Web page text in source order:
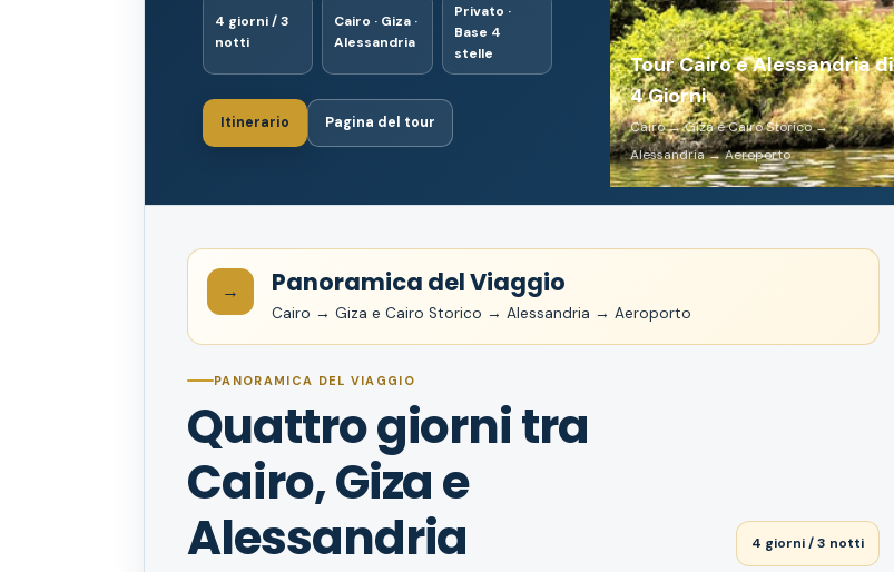
4 giorni / 3
notti
Cairo · Giza ·
Alessandria
Privato ·
Base 4
stelle
Itinerario Pagina del tour
Tour Cairo e Alessandria di
4 Giorni
Cairo → Giza e Cairo Storico →
Alessandria → Aeroporto
→ Panoramica del Viaggio
Cairo → Giza e Cairo Storico → Alessandria → Aeroporto
PANORAMICA DEL VIAGGIO
Quattro giorni tra
Cairo, Giza e
Alessandria
4 giorni / 3 notti